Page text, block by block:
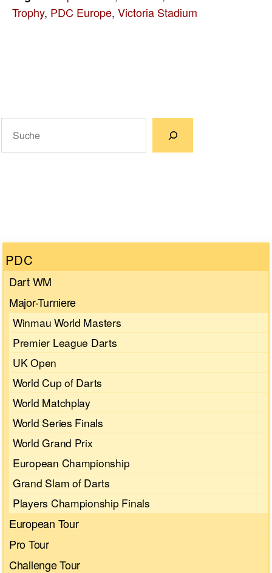
Trophy, PDC Europe, Victoria Stadium
PDC
Dart WM
Major-Turniere
Winmau World Masters
Premier League Darts
UK Open
World Cup of Darts
World Matchplay
World Series Finals
World Grand Prix
European Championship
Grand Slam of Darts
Players Championship Finals
European Tour
Pro Tour
Challenge Tour